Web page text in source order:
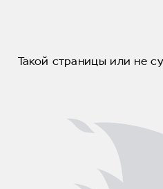
Такой страницы или не